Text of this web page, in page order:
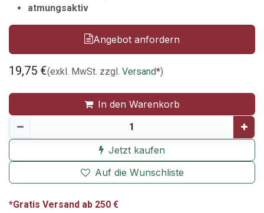
atmungsaktiv
Angebot anfordern
19,75 €(exkl. MwSt. zzgl. Versand*)
In den Warenkorb
Jetzt kaufen
Auf die Wunschliste
*Gratis Versand ab 250 €